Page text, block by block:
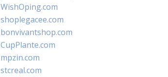
WishOping.com
shoplegacee.com
bonvivantshop.com
CupPlante.com
mpzin.com
stcreal.com